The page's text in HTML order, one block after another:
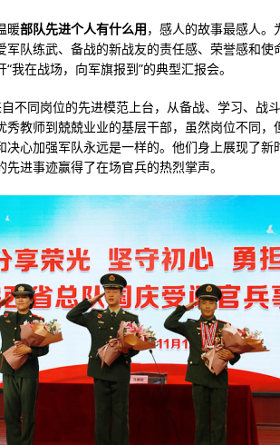
暖部队先进个人有什么用，感人的故事最感人
军队练武、备战的新战友的责任感、荣誉感和
我在战场，向军旗报到”的典型汇报会。
不同岗位的先进模范上台，从备战、学习、战
秀教师到兢兢业业的基层干部，虽然岗位不同，
决心加强军队永远是一样的。他们身上展现了新
先进事迹赢得了在场官兵的热烈掌声。